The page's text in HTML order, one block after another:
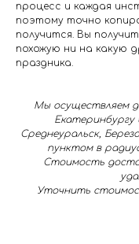
процесс и каждая
поэтому точно
получится. Вы
похожую ни на какую
праздника.
Мы осуществляем
Среднеуральск,
пунктом в
Стоимость
Уточнить